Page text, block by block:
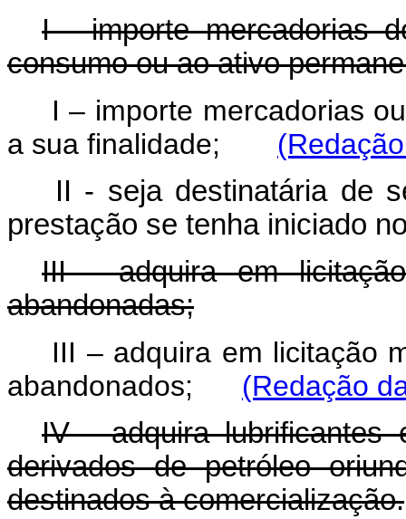
I - importe mercadorias
consumo ou ao ativo
I – importe mercadorias
a sua finalidade;
II - seja destinatária de
prestação se tenha iniciado
III - adquira em
abandonadas;
III – adquira em licitação
abandonados; (Redação
IV - adquira lubrificantes
derivados de petróleo
destinados à comercialização.